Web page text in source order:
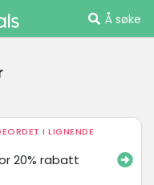
Å søke
I LIGNENDE
20% rabatt